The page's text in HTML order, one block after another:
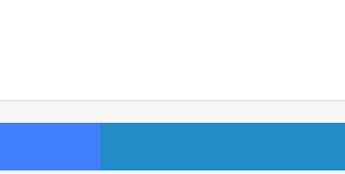
Facebook